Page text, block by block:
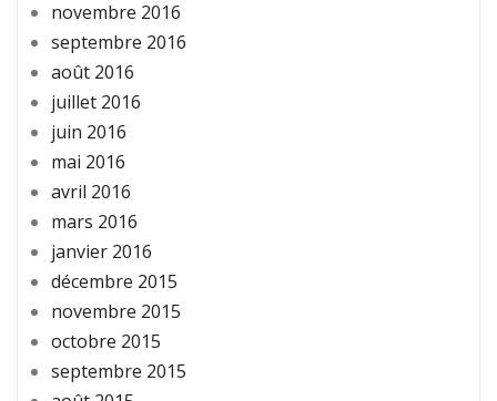
novembre 2016
septembre 2016
août 2016
juillet 2016
juin 2016
mai 2016
avril 2016
mars 2016
janvier 2016
décembre 2015
novembre 2015
octobre 2015
septembre 2015